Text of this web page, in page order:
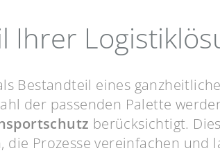
Ihrer
Bestandteil eines
der passenden Palette
berücksichtigt.
die Prozesse vereinfachen und